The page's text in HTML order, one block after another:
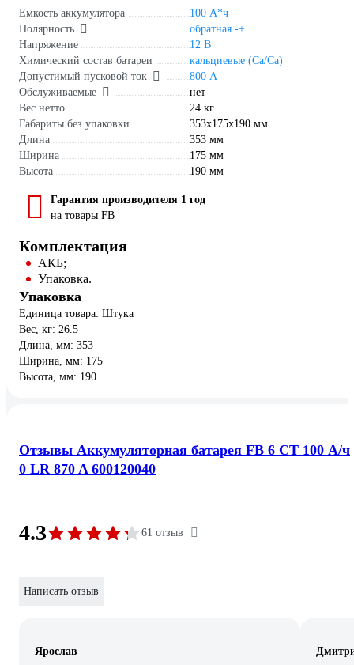
Емкость аккумулятора
100 А*ч
Полярность
обратная -+
Напряжение
12 В
Химический состав батареи
кальциевые (Ca/Ca)
Допустимый пусковой ток
800 А
Обслуживаемые
нет
Вес нетто
24 кг
Габариты без упаковки
353х175х190 мм
Длина
353 мм
Ширина
175 мм
Высота
190 мм
Гарантия производителя 1 год
на товары FB
Комплектация
АКБ;
Упаковка.
Упаковка
Единица товара: Штука
Вес, кг: 26.5
Длина, мм: 353
Ширина, мм: 175
Высота, мм: 190
Отзывы Аккумуляторная батарея FB 6 СТ 100 А/ч
0 LR 870 A 600120040
4.3 61 отзыв
Написать отзыв
Ярослав